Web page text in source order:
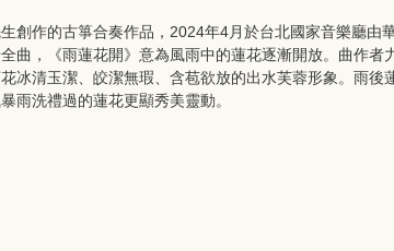
創作的古箏合奏作品，2024年4月於台北國家音樂廳
曲，《雨蓮花開》意為風雨中的蓮花逐漸開放。曲作
冰清玉潔、皎潔無瑕、含苞欲放的出水芙蓉形象。雨後
雨洗禮過的蓮花更顯秀美靈動。